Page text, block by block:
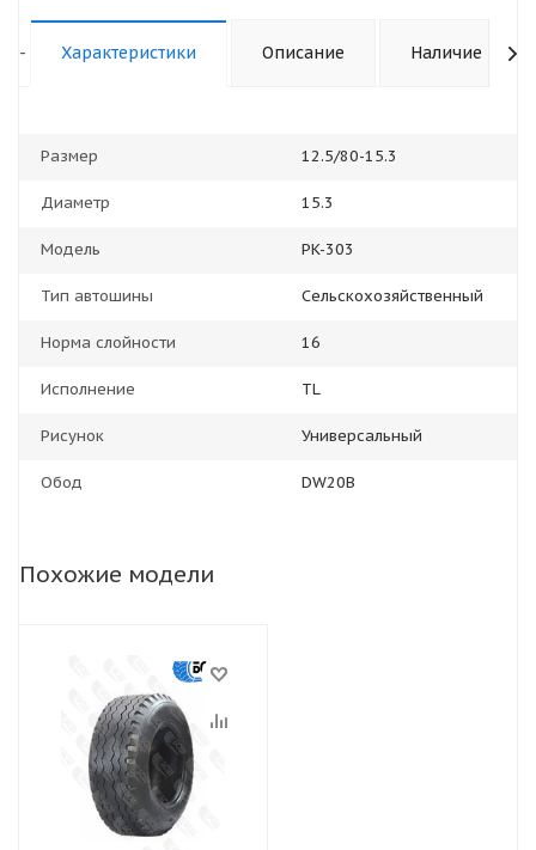
- Характеристики Описание Наличие
Размер 12.5/80-15.3
Диаметр 15.3
Модель PK-303
Тип автошины Сельскохозяйственный
Норма слойности 16
Исполнение TL
Рисунок Универсальный
Обод DW20B
Похожие модели